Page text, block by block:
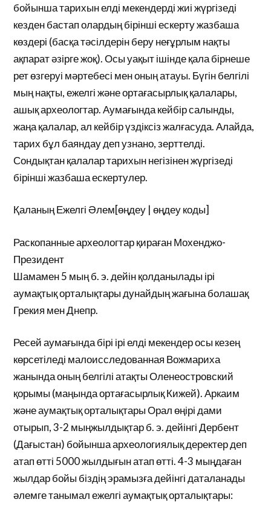
бойынша тарихын елді мекендерді жиі жүргізеді
кезден бастап олардың бірінші ескерту жазбаша
көздері (басқа тәсілдерін беру неғұрлым нақты
ақпарат әзірге жоқ). Осы уақыт ішінде қала бірнеше
рет өзгеруі мәртебесі мен оның атауы. Бүгін белгілі
мың нақты, ежелгі және ортағасырлық қалалары,
ашық археологтар. Аумағында кейбір салынды,
жаңа қалалар, ал кейбір үздіксіз жалғасуда. Алайда,
тарих бұл баяндау деп узнано, зерттелді.
Сондықтан қалалар тарихын негізінен жүргізеді
бірінші жазбаша ескертулер.
Қаланың Ежелгі Әлем[өңдеу | өңдеу коды]
Раскопанные археологтар қираған Мохенджо-
Президент
Шамамен 5 мың б. э. дейін қолданылады ірі
аумақтық орталықтары дунайдың жағына болашақ
Грекия мен Днепр.
Ресей аумағында бірі ірі елді мекендер осы кезең
көрсетіледі малоисследованная Вожмариха
жанында оның белгілі атақты Оленеостровский
қорымы (маңында ортағасырлық Кижей). Аркаим
және аумақтық орталықтары Орал өңірі дами
отырып, 3-2 мыңжылдықтар б. э. дейінгі Дербент
(Дағыстан) бойынша археологиялық деректер деп
атап өтті 5000 жылдығын атап өтті. 4-3 мыңдаған
жылдар бойы біздің эрамызға дейінгі даталанады
әлемге танымал ежелгі аумақтық орталықтары: